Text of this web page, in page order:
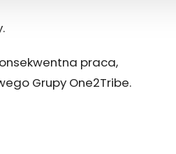
praca,
Grupy One2Tribe.